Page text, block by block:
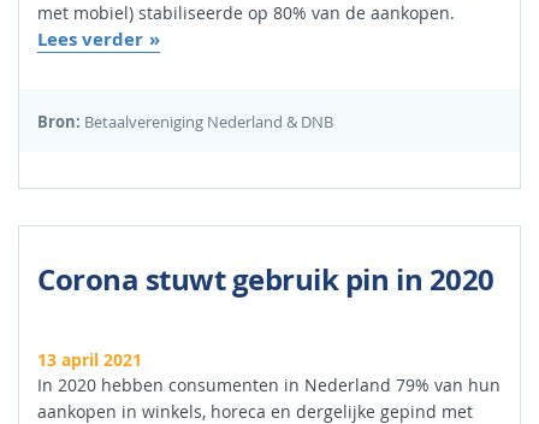
met mobiel) stabiliseerde op 80% van de aankopen.
Lees verder
Bron: Betaalvereniging Nederland & DNB
Corona stuwt gebruik pin in 2020
13 april 2021
In 2020 hebben consumenten in Nederland 79% van hun
aankopen in winkels, horeca en dergelijke gepind met